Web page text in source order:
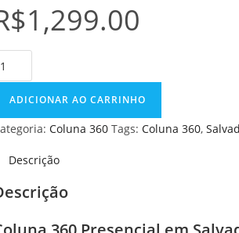
1,299.00
ADICIONAR AO CARRINHO
Coluna 360 Tags: Coluna 360,
Descrição